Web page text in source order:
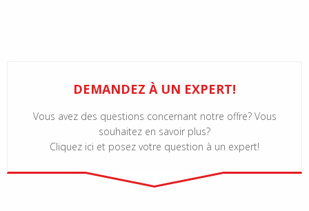
DEMANDEZ À UN EXPERT!
Vous avez des questions concernant notre offre? Vous
souhaitez en savoir plus?
Cliquez ici et posez votre question à un expert!